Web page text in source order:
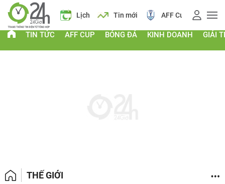
Giá vàng Lịch Tin mới AFF Cup Điểm
TIN TỨC AFF CUP BÓNG ĐÁ KINH DOANH GIẢI
THẾ GIỚI